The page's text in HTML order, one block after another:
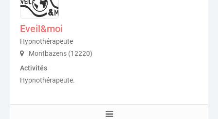
Eveil&moi
Hypnothérapeute
Montbazens (12220)
Activités
Hypnothérapeute.